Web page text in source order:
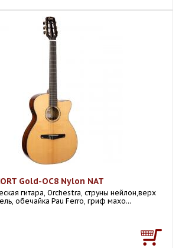
Gold-OC8 Nylon NAT
гитара, Orchestra, струны нейлон,верх
обечайка Pau Ferro, гриф махо...